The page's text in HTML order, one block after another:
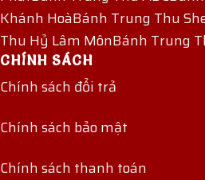
Khánh HoàBánh Trung Thu
Thu Hỷ Lâm MônBánh Trung
CHÍNH SÁCH
Chính sách đổi trả
Chính sách bảo mật
Chính sách thanh toán